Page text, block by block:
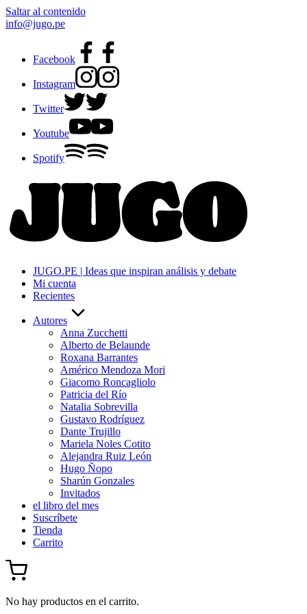
Saltar al contenido
info@jugo.pe
Facebook
Instagram
Twitter
Youtube
Spotify
JUGO.PE | Ideas que inspiran análisis y debate
Mi cuenta
Recientes
Autores
Anna Zucchetti
Alberto de Belaunde
Roxana Barrantes
Américo Mendoza Mori
Giacomo Roncagliolo
Patricia del Río
Natalia Sobrevilla
Gustavo Rodríguez
Dante Trujillo
Mariela Noles Cotito
Alejandra Ruiz León
Hugo Ñopo
Sharún Gonzales
Invitados
el libro del mes
Suscríbete
Tienda
Carrito
No hay productos en el carrito.